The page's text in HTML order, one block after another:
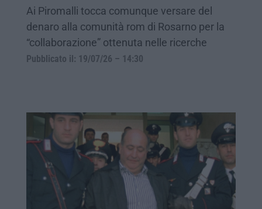
Ai Piromalli tocca comunque versare del
denaro alla comunità rom di Rosarno per la
“collaborazione” ottenuta nelle ricerche
Pubblicato il: 19/07/26 – 14:30